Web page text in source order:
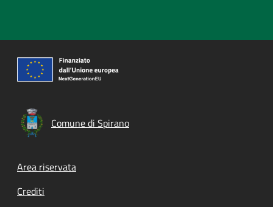
Comune di Spirano
Footer menu
Area riservata
Crediti